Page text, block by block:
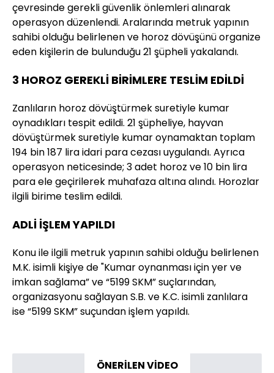
çevresinde gerekli güvenlik önlemleri alınarak
operasyon düzenlendi. Aralarında metruk yapının
sahibi olduğu belirlenen ve horoz dövüşünü organize
eden kişilerin de bulunduğu 21 şüpheli yakalandı.
3 HOROZ GEREKLİ BİRİMLERE TESLİM EDİLDİ
Zanlıların horoz dövüştürmek suretiyle kumar
oynadıkları tespit edildi. 21 şüpheliye, hayvan
dövüştürmek suretiyle kumar oynamaktan toplam
194 bin 187 lira idari para cezası uygulandı. Ayrıca
operasyon neticesinde; 3 adet horoz ve 10 bin lira
para ele geçirilerek muhafaza altına alındı. Horozlar
ilgili birime teslim edildi.
ADLİ İŞLEM YAPILDI
Konu ile ilgili metruk yapının sahibi olduğu belirlenen
M.K. isimli kişiye de "Kumar oynanması için yer ve
imkan sağlama” ve “5199 SKM” suçlarından,
organizasyonu sağlayan S.B. ve K.C. isimli zanlılara
ise “5199 SKM” suçundan işlem yapıldı.
ÖNERİLEN VİDEO